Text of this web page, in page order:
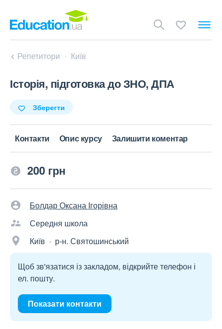
Репетитори Київ
Історія, підготовка до ЗНО, ДПА
Зберегти
Контакти Опис курсу Залишити коментар
200 грн
Болдар Оксана Ігорівна
Середня школа
Київ · р-н. Святошинський
Щоб зв'язатися із закладом, відкрийте телефон і
ел. пошту.
Показати контакти